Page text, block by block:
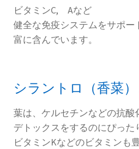
ビタミンC, Aなど
健全な免疫システムをサポ
富に含んでいます。
シラントロ（香菜
葉は、ケルセチンなどの抗酸
デトックスをするのにぴった
ビタミンKなどのビタミンも